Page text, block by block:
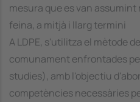
mesura que es van
feina, a mitjà i llarg termini
A LDPE, s'utilitza el mètode
comunament enfrontades
studies), amb l'objectiu
competències necessàries